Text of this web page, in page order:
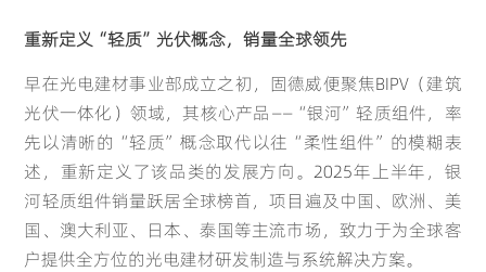
Global
重新定义“轻质” 光伏概念，销量全球领先
早在光电建材事业部成立之初，固德威便聚焦BIPV（建筑
光伏一体化）领域，其核心产品——“银河”轻质组件，率
先以清晰的“轻质”概念取代以往“柔性组件”的模糊表
述，重新定义了该品类的发展方向。2025年上半年，银
河轻质组件销量跃居全球榜首，项目遍及中国、欧洲、美
国、澳大利亚、日本、泰国等主流市场，致力于为全球客
户提供全方位的光电建材研发制造与系统解决方案。